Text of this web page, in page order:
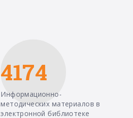
4174
Информационно-
методических материалов в
электронной библиотеке